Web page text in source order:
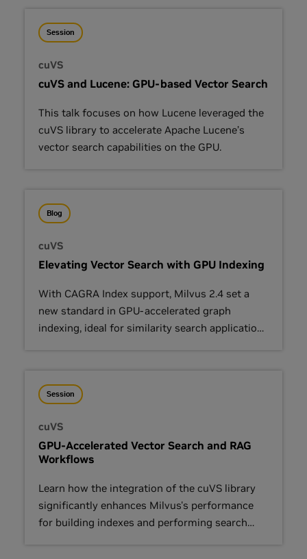
Session
cuVS
cuVS and Lucene: GPU-based Vector Search
This talk focuses on how Lucene leveraged the
cuVS library to accelerate Apache Lucene’s
vector search capabilities on the GPU.
Blog
cuVS
Elevating Vector Search with GPU Indexing
With CAGRA Index support, Milvus 2.4 set a
new standard in GPU-accelerated graph
indexing, ideal for similarity search applications
Session
cuVS
GPU-Accelerated Vector Search and RAG
Workflows
Learn how the integration of the cuVS library
significantly enhances Milvus's performance
for building indexes and performing search